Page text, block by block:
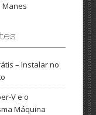
Manes
– Instalar no
V e o
Máquina